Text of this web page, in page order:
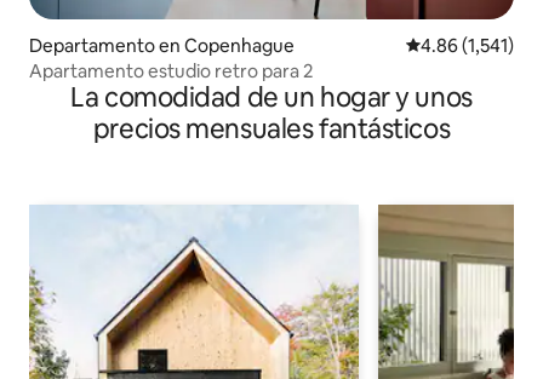
Departamento en Copenhague Calificación
4.86 (1,541)
Apartamento estudio retro para 2
La comodidad de un hogar y unos
precios mensuales fantásticos